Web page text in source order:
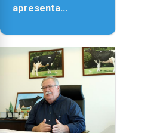
apresenta
Paisagem’